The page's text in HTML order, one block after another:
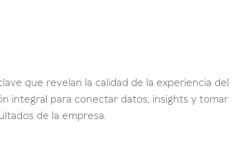
que revelan la calidad de la experiencia del
integral para conectar datos, insights y tomar
de la empresa.